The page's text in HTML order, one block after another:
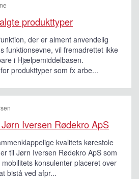
produkttyper
der er alment anvendelig
funktionsevne, vil fremadrettet ikke
i Hjælpemiddelbasen.
produkttyper som fx arbe...
Iversen Rødekro ApS
kvalitets kørestole
til Jørn Iversen Rødekro ApS som
konsulenter placeret over
bistå ved afpr...